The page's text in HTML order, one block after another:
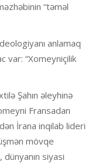
“təməl
anlamaq
var: “Xomeyniçilik
Şahın əleyhinə
Fransadan
İrana inqilab lideri
mövqe
dünyanın siyasi